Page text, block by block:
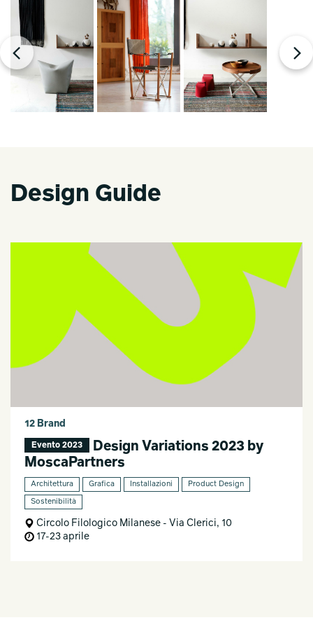
Design Guide
12 Brand
Evento 2023
Design Variations 2023 by
MoscaPartners
Architettura Grafica Installazioni Product Design
Sostenibilità
Circolo Filologico Milanese - Via Clerici, 10
17-23 aprile